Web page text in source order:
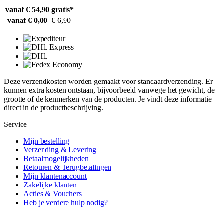
vanaf € 54,90 gratis*
vanaf € 0,00 € 6,90
Deze verzendkosten worden gemaakt voor standaardverzending. Er
kunnen extra kosten ontstaan, bijvoorbeeld vanwege het gewicht, de
grootte of de kenmerken van de producten. Je vindt deze informatie
direct in de productbeschrijving.
Service
Mijn bestelling
Verzending & Levering
Betaalmogelijkheden
Retouren & Terugbetalingen
Mijn klantenaccount
Zakelijke klanten
Acties & Vouchers
Heb je verdere hulp nodig?